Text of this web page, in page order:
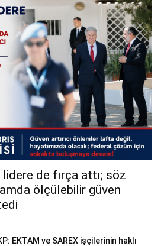
de fırça attı; söz
ölçülebilir güven
EKTAM ve SAREX işçilerinin haklı